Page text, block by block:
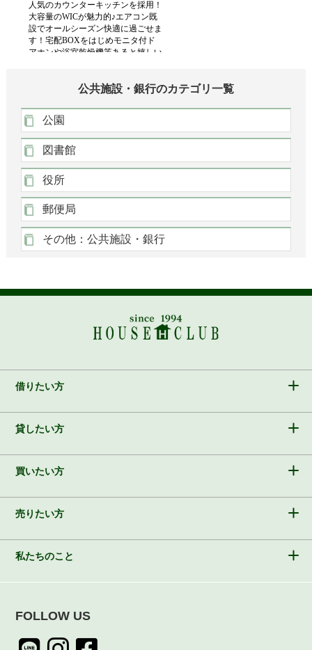
公共施設・銀行のカテゴリ一覧
公園
図書館
役所
郵便局
その他：公共施設・銀行
借りたい方
貸したい方
買いたい方
売りたい方
私たちのこと
FOLLOW US